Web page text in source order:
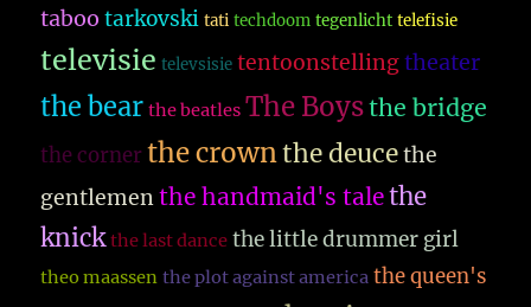
taboo tarkovski tati techdoom tegenlicht telefisie
televisie televsisie tentoonstelling theater
the bear the beatles The Boysthe bridge
the corner the crownthe deuce the
gentlemen the handmaid's talethe
knick the last dance the little drummer girl
theo maassen the plot against america the queen's